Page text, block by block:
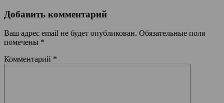
Добавить комментарий
Ваш адрес email не будет опубликован. Обязательные поля
помечены *
Комментарий *